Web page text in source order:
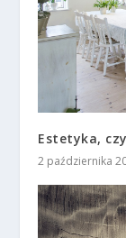
Estetyka,
2 października